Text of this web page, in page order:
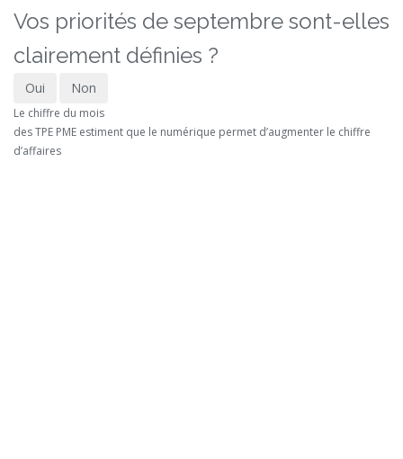
Vos priorités de septembre sont-elles
clairement définies ?
Oui Non
Le chiffre du mois
des TPE PME estiment que le numérique permet d’augmenter le chiffre
d’affaires